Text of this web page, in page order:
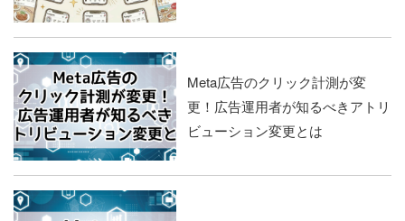
Meta広告のクリック計測が変
更！広告運用者が知るべきアトリ
ビューション変更とは